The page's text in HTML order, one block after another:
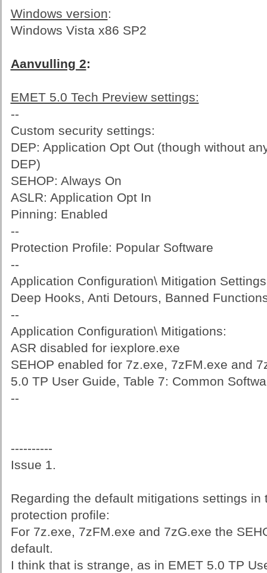
Windows version:
Windows Vista x86 SP2
Aanvulling 2:
EMET 5.0 Tech Preview settings:
--
Custom security settings:
DEP: Application Opt Out (though without
DEP)
SEHOP: Always On
ASLR: Application Opt In
Pinning: Enabled
--
Protection Profile: Popular Software
--
Application Configuration\ Mitigation
Deep Hooks, Anti Detours, Banned
--
Application Configuration\ Mitigations:
ASR disabled for iexplore.exe
SEHOP enabled for 7z.exe, 7zFM.exe and
5.0 TP User Guide, Table 7: Common
--
----------
Issue 1.
Regarding the default mitigations settings in
protection profile:
For 7z.exe, 7zFM.exe and 7zG.exe the
default.
I think that is strange, as in EMET 5.0 TP